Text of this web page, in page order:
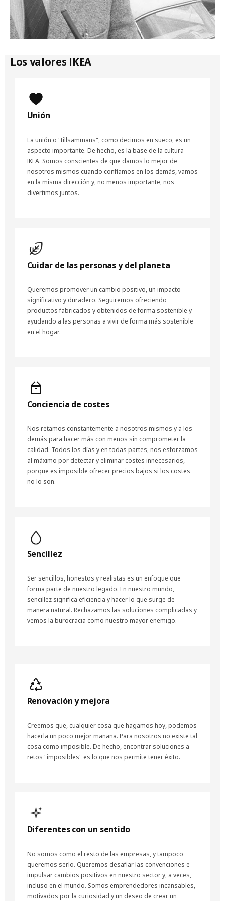
Los valores IKEA
Unión
La unión o "tillsammans", como decimos en sueco, es un
aspecto importante. De hecho, es la base de la cultura
IKEA. Somos conscientes de que damos lo mejor de
nosotros mismos cuando confiamos en los demás, vamos
en la misma dirección y, no menos importante, nos
divertimos juntos.
Cuidar de las personas y del planeta
Queremos promover un cambio positivo, un impacto
significativo y duradero. Seguiremos ofreciendo
productos fabricados y obtenidos de forma sostenible y
ayudando a las personas a vivir de forma más sostenible
en el hogar.
Conciencia de costes
Nos retamos constantemente a nosotros mismos y a los
demás para hacer más con menos sin comprometer la
calidad. Todos los días y en todas partes, nos esforzamos
al máximo por detectar y eliminar costes innecesarios,
porque es imposible ofrecer precios bajos si los costes
no lo son.
Sencillez
Ser sencillos, honestos y realistas es un enfoque que
forma parte de nuestro legado. En nuestro mundo,
sencillez significa eficiencia y hacer lo que surge de
manera natural. Rechazamos las soluciones complicadas y
vemos la burocracia como nuestro mayor enemigo.
Renovación y mejora
Creemos que, cualquier cosa que hagamos hoy, podemos
hacerla un poco mejor mañana. Para nosotros no existe tal
cosa como imposible. De hecho, encontrar soluciones a
retos "imposibles" es lo que nos permite tener éxito.
Diferentes con un sentido
No somos como el resto de las empresas, y tampoco
queremos serlo. Queremos desafiar las convenciones e
impulsar cambios positivos en nuestro sector y, a veces,
incluso en el mundo. Somos emprendedores incansables,
motivados por la curiosidad y un deseo de crear un